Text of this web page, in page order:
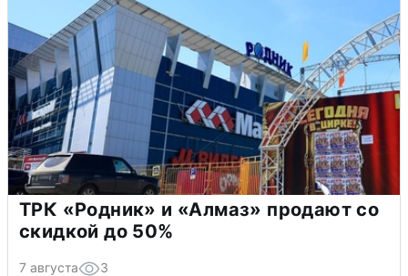
ТРК «Родник» и «Алмаз» продают со
скидкой до 50%
7 августа 3